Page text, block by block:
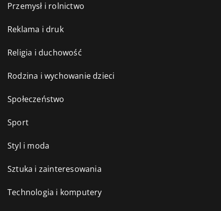
Przemysł i rolnictwo
Reklama i druk
Religia i duchowość
Rodzina i wychowanie dzieci
Społeczeństwo
Sport
Styl i moda
Sztuka i zainteresowania
Technologia i komputery